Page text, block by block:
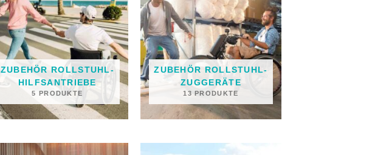
ZUBEHÖR ROLLSTUHL-
HILFSANTRIEBE
5 PRODUKTE
ZUBEHÖR ROLLSTUHL-
ZUGGERÄTE
13 PRODUKTE